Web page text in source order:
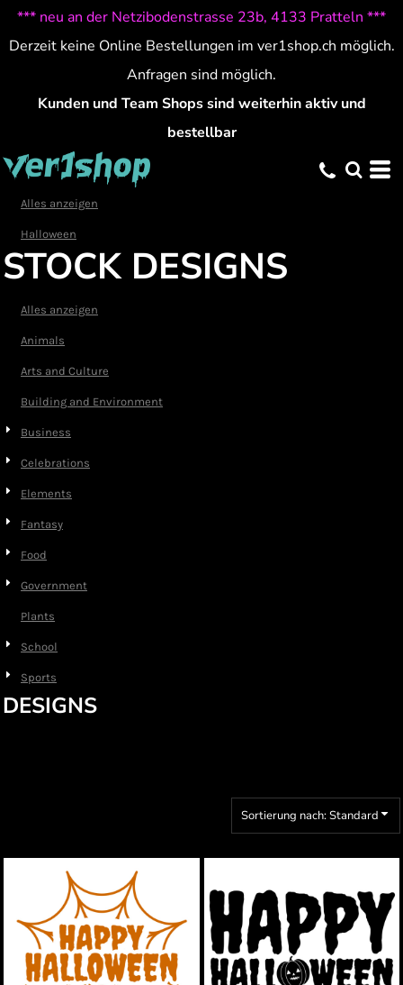
*** neu an der Netzibodenstrasse 23b, 4133 Pratteln ***
Derzeit keine Online Bestellungen im ver1shop.ch möglich.
Anfragen sind möglich.
Kunden und Team Shops sind weiterhin aktiv und
bestellbar
Alles anzeigen
Halloween
STOCK DESIGNS
Alles anzeigen
Animals
Arts and Culture
Building and Environment
Business
Celebrations
Elements
Fantasy
Food
Government
Plants
School
Sports
DESIGNS
Sortierung nach: Standard
Standard
höchste Bewertung